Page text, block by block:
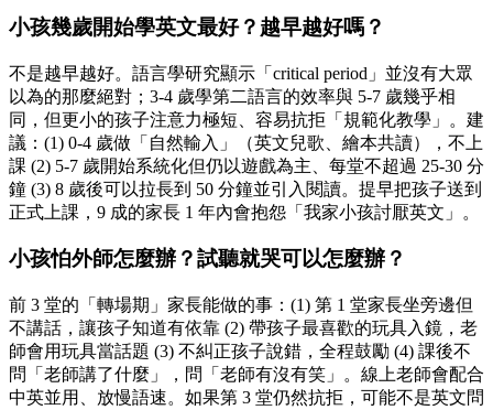
小孩幾歲開始學英文最好？越早越好嗎？
不是越早越好。語言學研究顯示「critical period」並沒有大眾
以為的那麼絕對；3-4 歲學第二語言的效率與 5-7 歲幾乎相
同，但更小的孩子注意力極短、容易抗拒「規範化教學」。建
議：(1) 0-4 歲做「自然輸入」（英文兒歌、繪本共讀），不上
課 (2) 5-7 歲開始系統化但仍以遊戲為主、每堂不超過 25-30 分
鐘 (3) 8 歲後可以拉長到 50 分鐘並引入閱讀。提早把孩子送到
正式上課，9 成的家長 1 年內會抱怨「我家小孩討厭英文」。
小孩怕外師怎麼辦？試聽就哭可以怎麼辦？
前 3 堂的「轉場期」家長能做的事：(1) 第 1 堂家長坐旁邊但
不講話，讓孩子知道有依靠 (2) 帶孩子最喜歡的玩具入鏡，老
師會用玩具當話題 (3) 不糾正孩子說錯，全程鼓勵 (4) 課後不
問「老師講了什麼」，問「老師有沒有笑」。線上老師會配合
中英並用、放慢語速。如果第 3 堂仍然抗拒，可能不是英文問